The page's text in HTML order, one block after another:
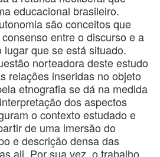
educacional brasileiro.
são conceitos que
entre o discurso e a
que se está situado.
norteadora deste estudo
relações inseridas no objeto
etnografia se dá na medida
dos aspectos
o contexto estudado e
de uma imersão do
e descrição densa das
ali. Por sua vez, o trabalho